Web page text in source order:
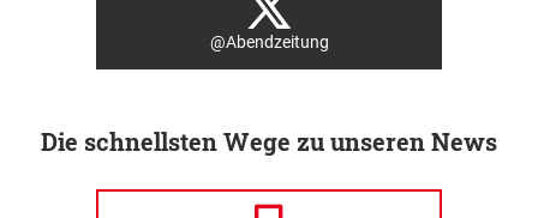
@Abendzeitung
Die schnellsten Wege zu unseren News